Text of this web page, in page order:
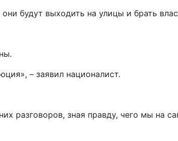
будут выходить на улицы и брать
– заявил националист.
разговоров, зная правду, чего мы на